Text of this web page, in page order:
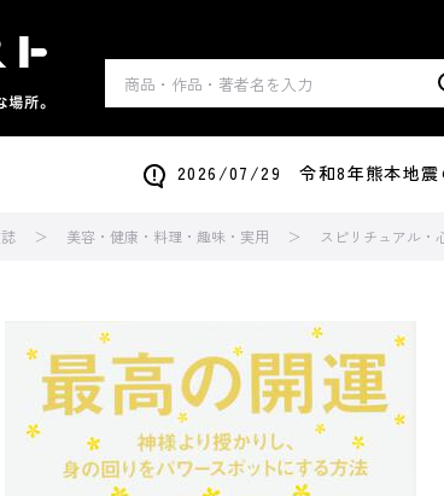
2026/07/29 令和8年熊本地震
美容・健康・料理・趣味・実用 スピリチュアル・